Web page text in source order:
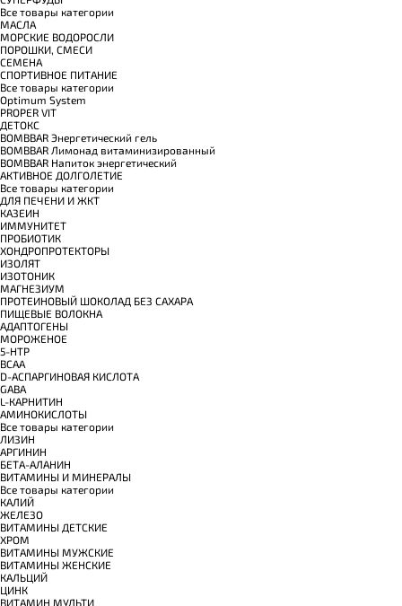
Все товары категории
МАСЛА
МОРСКИЕ ВОДОРОСЛИ
ПОРОШКИ, СМЕСИ
СЕМЕНА
СПОРТИВНОЕ ПИТАНИЕ
Все товары категории
Optimum System
PROPER VIT
ДЕТОКС
BOMBBAR Энергетический гель
BOMBBAR Лимонад витаминизированный
BOMBBAR Напиток энергетический
АКТИВНОЕ ДОЛГОЛЕТИЕ
Все товары категории
ДЛЯ ПЕЧЕНИ И ЖКТ
КАЗЕИН
ИММУНИТЕТ
ПРОБИОТИК
ХОНДРОПРОТЕКТОРЫ
ИЗОЛЯТ
ИЗОТОНИК
МАГНЕЗИУМ
ПРОТЕИНОВЫЙ ШОКОЛАД БЕЗ САХАРА
ПИЩЕВЫЕ ВОЛОКНА
АДАПТОГЕНЫ
МОРОЖЕНОЕ
5-HTP
BCAA
D-АСПАРГИНОВАЯ КИСЛОТА
GABA
L-КАРНИТИН
АМИНОКИСЛОТЫ
Все товары категории
ЛИЗИН
АРГИНИН
БЕТА-АЛАНИН
ВИТАМИНЫ И МИНЕРАЛЫ
Все товары категории
КАЛИЙ
ЖЕЛЕЗО
ВИТАМИНЫ ДЕТСКИЕ
ХРОМ
ВИТАМИНЫ МУЖСКИЕ
ВИТАМИНЫ ЖЕНСКИЕ
КАЛЬЦИЙ
ЦИНК
ВИТАМИН МУЛЬТИ